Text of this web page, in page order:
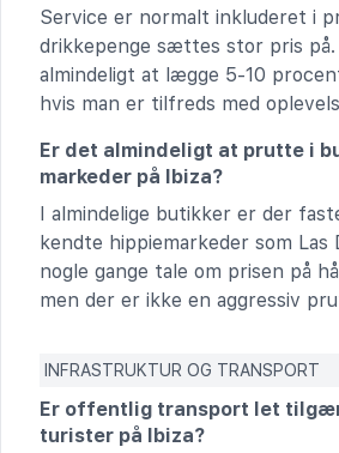
Service er normalt inkluderet i
drikkepenge sættes stor pris
almindeligt at lægge 5-10
hvis man er tilfreds med
Er det almindeligt at prutte i
markeder på Ibiza?
I almindelige butikker er der
kendte hippiemarkeder som Las
nogle gange tale om prisen på
men der er ikke en aggressiv
INFRASTRUKTUR OG TRANSPORT
Er offentlig transport let
turister på Ibiza?